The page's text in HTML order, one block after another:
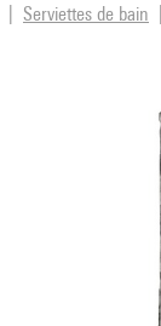
Serviettes de bain